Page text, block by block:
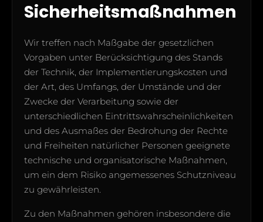
Sicherheitsmaßnahmen
Wir treffen nach Maßgabe der gesetzlichen
Vorgaben unter Berücksichtigung des Stands
der Technik, der Implementierungskosten und
der Art, des Umfangs, der Umstände und der
Zwecke der Verarbeitung sowie der
unterschiedlichen Eintrittswahrscheinlichkeiten
und des Ausmaßes der Bedrohung der Rechte
und Freiheiten natürlicher Personen geeignete
technische und organisatorische Maßnahmen,
um ein dem Risiko angemessenes Schutzniveau
zu gewährleisten.
Zu den Maßnahmen gehören insbesondere die